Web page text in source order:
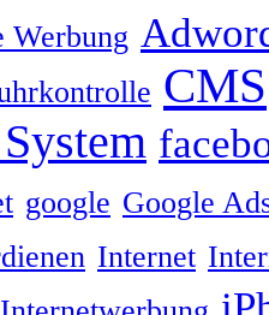
Werbung
CMS
google Google
Internet